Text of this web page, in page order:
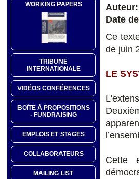
WORKING PAPERS
TRIBUNE
INTERNATIONALE
VIDÉOS CONFÉRENCES
BOÎTE À PROPOSITIONS
- FUNDRAISING
EMPLOIS ET STAGES
COLLABORATEURS
MAILING LIST
Auteur:
Date
Ce
de juin
LE
Cette